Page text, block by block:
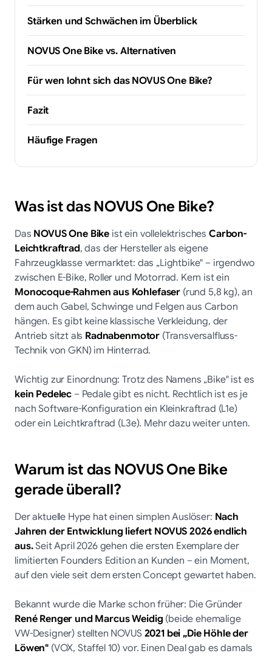
Stärken und Schwächen im Überblick
NOVUS One Bike vs. Alternativen
Für wen lohnt sich das NOVUS One Bike?
Fazit
Häufige Fragen
Was ist das NOVUS One Bike?
DasNOVUS One Bikeist ein vollelektrischesCarbon-
Leichtkraftrad, das der Hersteller als eigene
Fahrzeugklasse vermarktet: das „Lightbike" – irgendwo
zwischen E-Bike, Roller und Motorrad. Kern ist ein
Monocoque-Rahmen aus Kohlefaser(rund 5,8 kg), an
dem auch Gabel, Schwinge und Felgen aus Carbon
hängen. Es gibt keine klassische Verkleidung, der
Antrieb sitzt als Radnabenmotor(Transversalfluss-
Technik von GKN) im Hinterrad.
Wichtig zur Einordnung: Trotz des Namens „Bike" ist es
kein Pedelec– Pedale gibt es nicht. Rechtlich ist es je
nach Software-Konfiguration ein Kleinkraftrad (L1e)
oder ein Leichtkraftrad (L3e). Mehr dazu weiter unten.
Warum ist das NOVUS One Bike
gerade überall?
Der aktuelle Hype hat einen simplen Auslöser: Nach
Jahren der Entwicklung liefert NOVUS 2026 endlich
aus.Seit April 2026 gehen die ersten Exemplare der
limitierten Founders Edition an Kunden – ein Moment,
auf den viele seit dem ersten Concept gewartet haben.
Bekannt wurde die Marke schon früher: Die Gründer
René Renger und Marcus Weidig(beide ehemalige
VW-Designer) stellten NOVUS2021 bei „Die Höhle der
Löwen"(VOX, Staffel 10) vor. Einen Deal gab es damals